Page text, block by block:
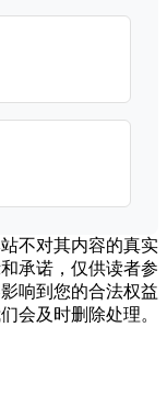
不对其内容的真实
承诺，仅供读者参
响到您的合法权益
会及时删除处理。